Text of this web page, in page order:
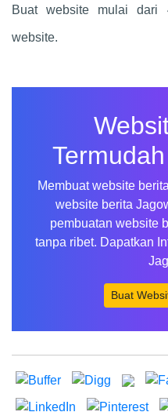
Buat website mulai dari
website.
Membuat website
website berita
pembuatan website
tanpa ribet. Dapatkan
Buat